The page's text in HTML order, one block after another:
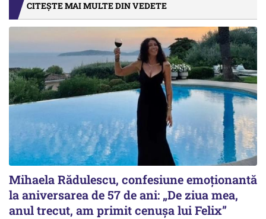
CITEȘTE MAI MULTE DIN VEDETE
Mihaela Rădulescu, confesiune emoționantă
la aniversarea de 57 de ani: „De ziua mea,
anul trecut, am primit cenușa lui Felix”